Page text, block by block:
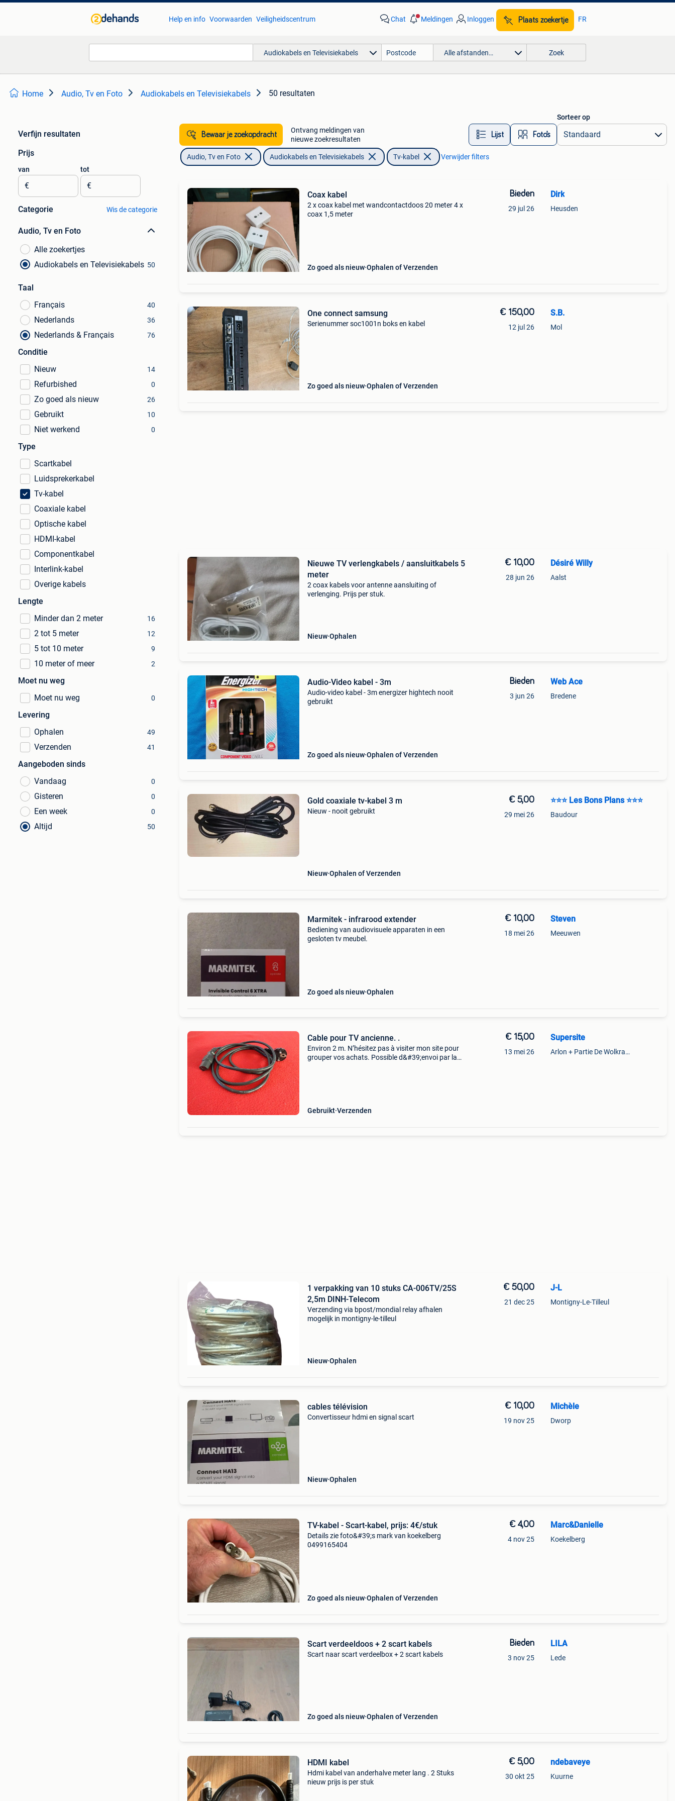
Help en info Voorwaarden Veiligheidscentrum Chat Meldingen Inloggen Plaats zoekertje FR
Audiokabels en Televisiekabels Alle afstanden… Zoek
Home Audio, Tv en Foto Audiokabels en Televisiekabels 50 resultaten
Verfijn resultaten
Prijs
van
€
tot
€
Categorie Wis de categorie
Audio, Tv en Foto
Alle zoekertjes
Audiokabels en Televisiekabels 50
Taal
Français
40
Nederlands 36
Nederlands & Français 76
Conditie
Nieuw
14
Refurbished 0
Zo goed als nieuw 26
Gebruikt 10
Niet werkend 0
Type
Scartkabel
Luidsprekerkabel
Tv-kabel
Coaxiale kabel
Optische kabel
HDMI-kabel
Componentkabel
Interlink-kabel
Overige kabels
Lengte
Minder dan 2 meter
16
2 tot 5 meter 12
5 tot 10 meter 9
10 meter of meer 2
Moet nu weg
Moet nu weg
0
Levering
Ophalen
49
Verzenden 41
Aangeboden sinds
Vandaag
0
Gisteren 0
Een week 0
Altijd 50
Bewaar je zoekopdracht
Ontvang meldingen van
nieuwe zoekresultaten
Lijst Foto’s
Sorteer op
Audio, Tv en Foto Audiokabels en Televisiekabels Tv-kabel Verwijder filters
Coax kabel
2 x coax kabel met wandcontactdoos 20 meter 4 x
coax 1,5 meter
Zo goed als nieuw Ophalen of Verzenden
Bieden
29 jul 26
Dirk
Heusden
One connect samsung
Serienummer soc1001n boks en kabel
Zo goed als nieuw Ophalen of Verzenden
€ 150,00
12 jul 26
S.B.
Mol
Nieuwe TV verlengkabels / aansluitkabels 5
meter
2 coax kabels voor antenne aansluiting of
verlenging. Prijs per stuk.
Nieuw Ophalen
€ 10,00
28 jun 26
Désiré Willy
Aalst
Audio-Video kabel - 3m
Audio-video kabel - 3m energizer hightech nooit
gebruikt
Zo goed als nieuw Ophalen of Verzenden
Bieden
3 jun 26
Web Ace
Bredene
Gold coaxiale tv-kabel 3 m
Nieuw - nooit gebruikt
Nieuw Ophalen of Verzenden
€ 5,00
29 mei 26
⭐⭐⭐ Les Bons Plans ⭐⭐⭐
Baudour
Marmitek - infrarood extender
Bediening van audiovisuele apparaten in een
gesloten tv meubel.
Zo goed als nieuw Ophalen
€ 10,00
18 mei 26
Steven
Meeuwen
Cable pour TV ancienne. .
Environ 2 m. N’hésitez pas à visiter mon site pour
grouper vos achats. Possible d&#39;envoi par la
Gebruikt Verzenden
€ 15,00
13 mei 26
Supersite
Arlon + Partie De Wolkrange
1 verpakking van 10 stuks CA-006TV/25S
2,5m DINH-Telecom
Verzending via bpost/mondial relay afhalen
mogelijk in montigny-le-tilleul
Nieuw Ophalen
€ 50,00
21 dec 25
J-L
Montigny-Le-Tilleul
cables télévision
Convertisseur hdmi en signal scart
Nieuw Ophalen
€ 10,00
19 nov 25
Michèle
Dworp
TV-kabel - Scart-kabel, prijs: 4€/stuk
Details zie foto&#39;s mark van koekelberg
0499165404
Zo goed als nieuw Ophalen of Verzenden
€ 4,00
4 nov 25
Marc&Danielle
Koekelberg
Scart verdeeldoos + 2 scart kabels
Scart naar scart verdeelbox + 2 scart kabels
Zo goed als nieuw Ophalen of Verzenden
Bieden
3 nov 25
LILA
Lede
HDMI kabel
Hdmi kabel van anderhalve meter lang . 2 Stuks
nieuw prijs is per stuk
€ 5,00
30 okt 25
ndebaveye
Kuurne